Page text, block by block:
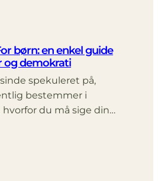
børn: en enkel guide
og demokrati
spekuleret på,
bestemmer i
hvorfor du må sige din…